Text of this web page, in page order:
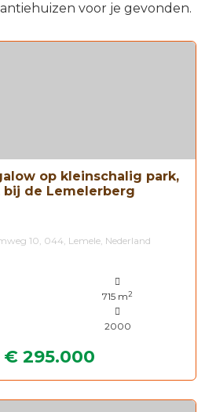
voor je gevonden.
op kleinschalig park,
bij de Lemelerberg
10, 044, Lemele, Nederland
715 m2
2000
€ 295.000